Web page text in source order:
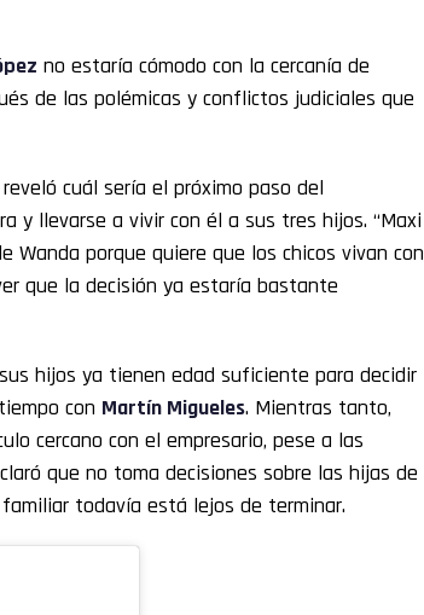
no estaría cómodo con la cercanía de
de las polémicas y conflictos judiciales que
cuál sería el próximo paso del
y llevarse a vivir con él a sus tres hijos. “Maxi
Wanda porque quiere que los chicos vivan con
que la decisión ya estaría bastante
hijos ya tienen edad suficiente para decidir
con Martín Migueles. Mientras tanto,
cercano con el empresario, pese a las
que no toma decisiones sobre las hijas de
todavía está lejos de terminar.